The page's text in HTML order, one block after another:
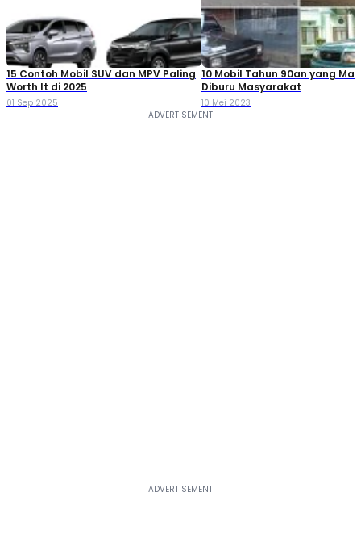
15 Contoh Mobil SUV dan MPV Paling
Worth It di 2025
01 Sep 2025
10 Mobil Tahun 90an yang
Diburu Masyarakat
10 Mei 2023